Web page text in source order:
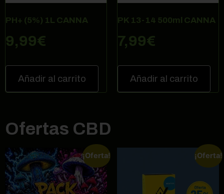
PH+ (5%) 1L CANNA
9,99€
Añadir al carrito
PK 13-14 500ml CANNA
7,99€
Añadir al carrito
Ofertas CBD
¡Oferta! ¡Oferta!